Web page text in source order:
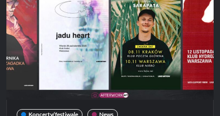
Koncerty/festiwale News